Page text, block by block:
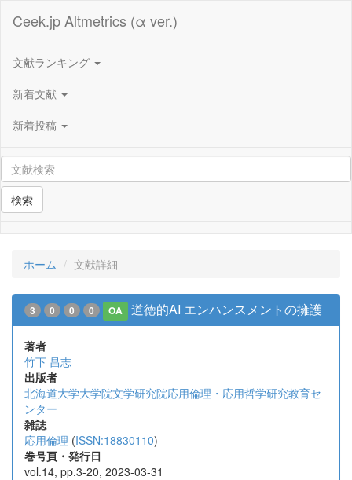
Ceek.jp Altmetrics (α ver.)
文献ランキング
新着文献
新着投稿
検索
ホーム 文献詳細
3 0 0 0 OA 道徳的AI エンハンスメントの擁護
著者
竹下 昌志
出版者
北海道大学大学院文学研究院応用倫理・応用哲学研究教育セ
ンター
雑誌
応用倫理 (ISSN:18830110)
巻号頁・発行日
vol.14, pp.3-20, 2023-03-31